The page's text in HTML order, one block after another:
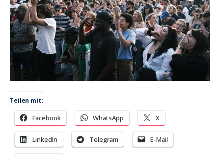
Teilen mit:
Facebook WhatsApp X
LinkedIn Telegram E-Mail